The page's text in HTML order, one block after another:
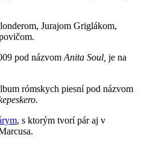
Jurajom Griglákom,
pod názvom Anita Soul, je na
rómskych piesní pod názvom
, s ktorým tvorí pár aj v